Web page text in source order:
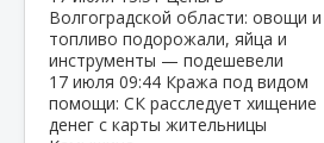
Волгоградской области: овощи и
топливо подорожали, яйца и
инструменты — подешевели
17 июля 09:44 Кража под видом
помощи: СК расследует хищение
денег с карты жительницы